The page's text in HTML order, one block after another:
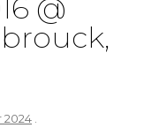
@
2024